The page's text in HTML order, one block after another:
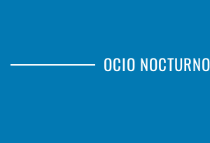
OCIO NOCTURNO